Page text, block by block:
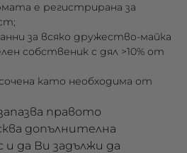
е регистрирана за
за всяко дружество-майка
собственик с дял >10% от
като необходима от
правото
допълнителна
да Ви задължи да